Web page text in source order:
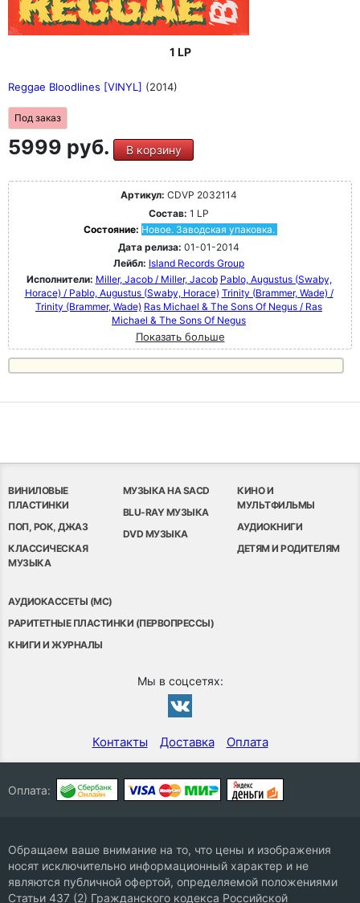
1 LP
Reggae Bloodlines [VINYL] (2014)
Под заказ
5999 руб. В корзину
Артикул: CDVP 2032114
Состав: 1 LP
Состояние: Новое. Заводская упаковка.
Дата релиза: 01-01-2014
Лейбл: Island Records Group
Исполнители: Miller, Jacob / Miller, Jacob Pablo, Augustus (Swaby,
Horace) / Pablo, Augustus (Swaby, Horace) Trinity (Brammer, Wade) /
Trinity (Brammer, Wade) Ras Michael & The Sons Of Negus / Ras
Michael & The Sons Of Negus
Показать больше
ВИНИЛОВЫЕ
ПЛАСТИНКИ
ПОП, РОК, ДЖАЗ
КЛАССИЧЕСКАЯ
МУЗЫКА
МУЗЫКА НА SACD
BLU-RAY МУЗЫКА
DVD МУЗЫКА
КИНО И
МУЛЬТФИЛЬМЫ
АУДИОКНИГИ
ДЕТЯМ И РОДИТЕЛЯМ
АУДИОКАССЕТЫ (MC)
РАРИТЕТНЫЕ ПЛАСТИНКИ (ПЕРВОПРЕССЫ)
КНИГИ И ЖУРНАЛЫ
Мы в соцсетях:
Контакты Доставка Оплата
Оплата:
Обращаем ваше внимание на то, что цены и изображения
носят исключительно информационный характер и не
являются публичной офертой, определяемой положениями
Статьи 437 (2) Гражданского кодекса Российской